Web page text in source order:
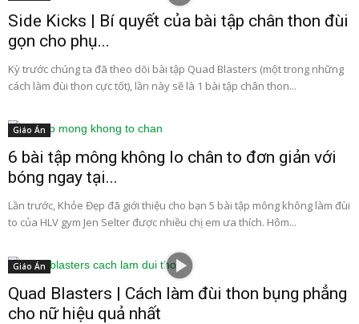
Side Kicks | Bí quyết của bài tập chân thon đùi
gọn cho phụ...
Kỳ trước chúng ta đã theo dõi bài tập Quad Blasters (một trong những
cách làm đùi thon cực tốt), lần này sẽ là 1 bài tập chân thon...
Giáo Án
6 bài tập mông không lo chân to đơn giản với
bóng ngay tại...
Lần trước, Khỏe Đẹp đã giới thiệu cho bạn 5 bài tập mông không làm đùi
to của HLV gym Jen Selter được nhiều chị em ưa thích. Hôm...
Giáo Án
Quad Blasters | Cách làm đùi thon bụng phẳng
cho nữ hiệu quả nhất